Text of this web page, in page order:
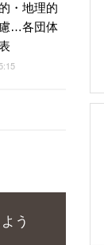
・地理的
…各団体
う